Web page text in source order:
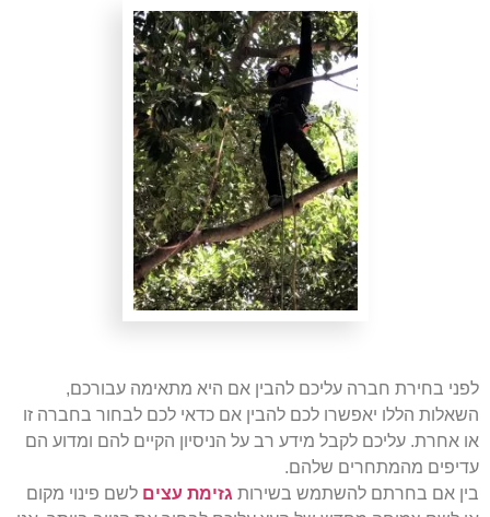
לפני בחירת חברה עליכם להבין אם היא מתאימה עבורכם,
השאלות הללו יאפשרו לכם להבין אם כדאי לכם לבחור בחברה זו
או אחרת. עליכם לקבל מידע רב על הניסיון הקיים להם ומדוע הם
עדיפים מהמתחרים שלהם.
בין אם בחרתם להשתמש בשירות גזימת עצים לשם פינוי מקום